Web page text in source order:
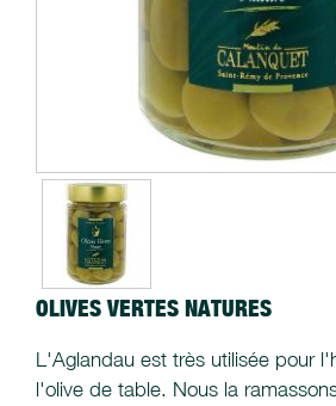
OLIVES VERTES NATURES
L'Aglandau est très utilisée pour
l'olive de table. Nous la